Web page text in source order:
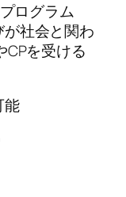
ログラム
社会と関わ
CPを受ける
能